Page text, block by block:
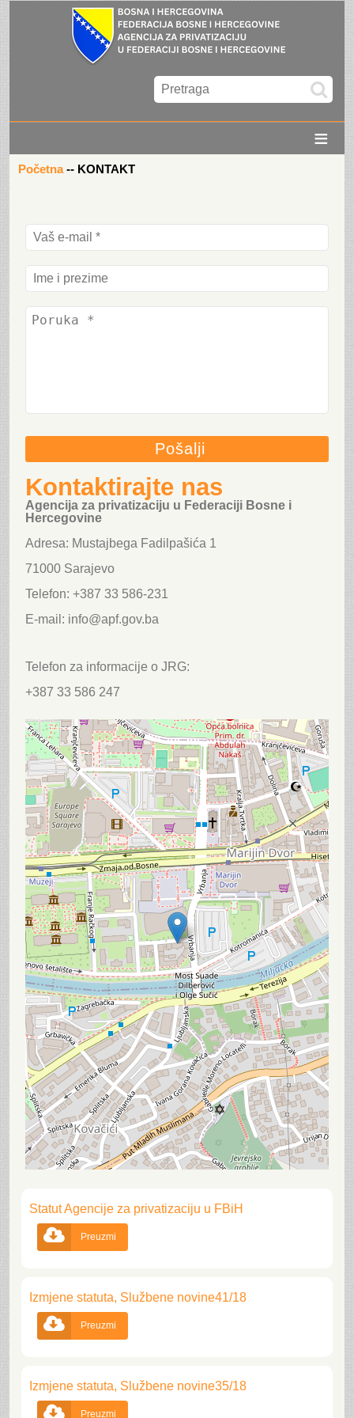
≡
Početna -- KONTAKT
Kontaktirajte nas
Agencija za privatizaciju u Federaciji Bosne i
Hercegovine
Adresa: Mustajbega Fadilpašića 1
71000 Sarajevo
Telefon: +387 33 586-231
E-mail: info@apf.gov.ba
Telefon za informacije o JRG:
+387 33 586 247
Statut Agencije za privatizaciju u FBiH
 Preuzmi
Izmjene statuta, Službene novine41/18
 Preuzmi
Izmjene statuta, Službene novine35/18
 Preuzmi